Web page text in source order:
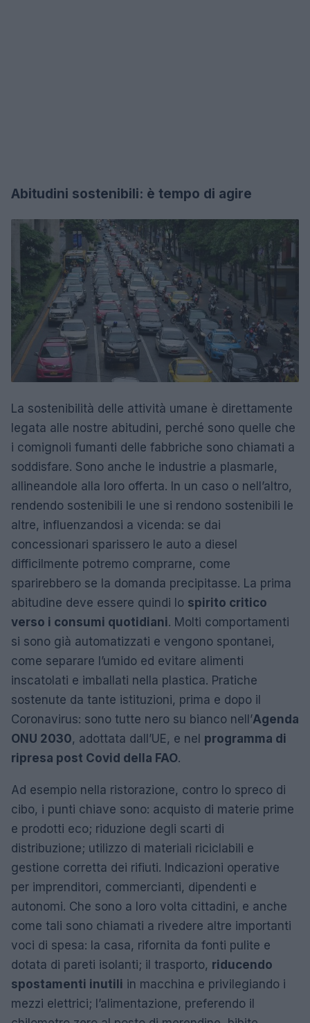
Abitudini sostenibili: è tempo di agire
La sostenibilità delle attività umane è direttamente
legata alle nostre abitudini, perché sono quelle che
i comignoli fumanti delle fabbriche sono chiamati a
soddisfare. Sono anche le industrie a plasmarle,
allineandole alla loro offerta. In un caso o nell’altro,
rendendo sostenibili le une si rendono sostenibili le
altre, influenzandosi a vicenda: se dai
concessionari sparissero le auto a diesel
difficilmente potremo comprarne, come
sparirebbero se la domanda precipitasse. La prima
abitudine deve essere quindi lo spirito critico
verso i consumi quotidiani. Molti comportamenti
si sono già automatizzati e vengono spontanei,
come separare l’umido ed evitare alimenti
inscatolati e imballati nella plastica. Pratiche
sostenute da tante istituzioni, prima e dopo il
Coronavirus: sono tutte nero su bianco nell’Agenda
ONU 2030, adottata dall’UE, e nel programma di
ripresa post Covid della FAO.
Ad esempio nella ristorazione, contro lo spreco di
cibo, i punti chiave sono: acquisto di materie prime
e prodotti eco; riduzione degli scarti di
distribuzione; utilizzo di materiali riciclabili e
gestione corretta dei rifiuti. Indicazioni operative
per imprenditori, commercianti, dipendenti e
autonomi. Che sono a loro volta cittadini, e anche
come tali sono chiamati a rivedere altre importanti
voci di spesa: la casa, rifornita da fonti pulite e
dotata di pareti isolanti; il trasporto, riducendo
spostamenti inutili in macchina e privilegiando i
mezzi elettrici; l’alimentazione, preferendo il